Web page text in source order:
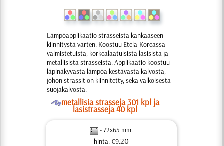
Lämpöapplikaatio strasseista kankaaseen
kiinnitystä varten. Koostuu Etelä-Koreassa
valmistetuista, korkealaatuisista lasisista ja
metallisista strasseista. Applikaatio koostuu
läpinäkyvästä lämpöä kestävästä kalvosta,
johon strassit on kiinnitetty, sekä valkoisesta
suojakalvosta.
Ometallisia strasseja 301 kpl ja
lasistrasseja 40 kpl
- 72x65 mm.
hinta: €9.20